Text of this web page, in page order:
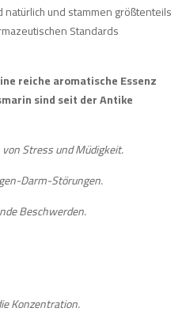
natürlich und stammen größtenteils
Standards
reiche aromatische Essenz
sind seit der Antike
Stress und Müdigkeit.
Darm-Störungen.
Beschwerden.
Konzentration.